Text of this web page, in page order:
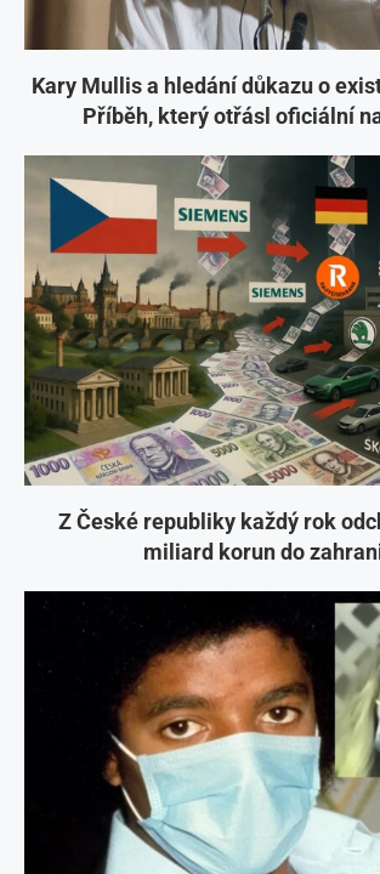
Kary Mullis a hledání důkazu o
Příběh, který otřásl oficiální
Z České republiky každý rok
miliard korun do